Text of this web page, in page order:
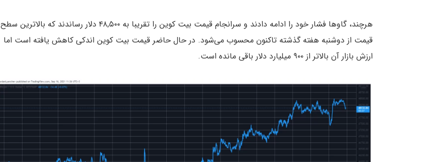
هرچند، گاوها فشار خود را ادامه دادند و سرانجام قيمت بیت کوین را تقریبا به ۴۸,۵۰۰ دلار رساندند که بالاترین سطح
قيمت از دوشنبه هفته گذشته تاکنون محسوب می‌شود. در حال حاضر قیمت بیت کوین اندکی کاهش یافته است اما
ارزش بازار آن بالاتر از ۹۰۰ میلیارد دلار باقی مانده است.